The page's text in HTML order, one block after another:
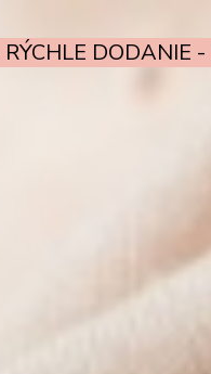
DODANIE